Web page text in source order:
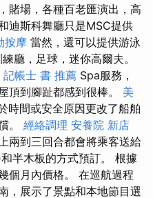
賭場，各種百老匯演出，高
迪斯科舞廳只是MSC提供
按摩 當然，還可以提供游泳
廳，足球，迷你高爾夫。
記帳士 書 推薦 Spa服務，
頂到腳趾都感到很棒。 美
時間或安全原因更改了船舶
。 經絡調理 安養院 新店
兩到三回合都會將乘客送給
半木板的方式預訂。 根據
個月內價格。 在巡航過程
，展示了景點和本地節目選